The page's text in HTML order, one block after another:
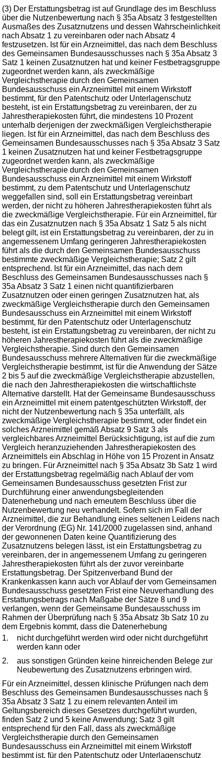
(3) Der Erstattungsbetrag ist auf Grundlage des im Beschluss
über die Nutzenbewertung nach § 35a Absatz 3 festgestellten
Ausmaßes des Zusatznutzens und dessen Wahrscheinlichkeit
nach Absatz 1 zu vereinbaren oder nach Absatz 4
festzusetzen. Ist für ein Arzneimittel, das nach dem Beschluss
des Gemeinsamen Bundesausschusses nach § 35a Absatz 3
Satz 1 keinen Zusatznutzen hat und keiner Festbetragsgruppe
zugeordnet werden kann, als zweckmäßige
Vergleichstherapie durch den Gemeinsamen
Bundesausschuss ein Arzneimittel mit einem Wirkstoff
bestimmt, für den Patentschutz oder Unterlagenschutz
besteht, ist ein Erstattungsbetrag zu vereinbaren, der zu
Jahrestherapiekosten führt, die mindestens 10 Prozent
unterhalb derjenigen der zweckmäßigen Vergleichstherapie
liegen. Ist für ein Arzneimittel, das nach dem Beschluss des
Gemeinsamen Bundesausschusses nach § 35a Absatz 3 Satz
1 keinen Zusatznutzen hat und keiner Festbetragsgruppe
zugeordnet werden kann, als zweckmäßige
Vergleichstherapie durch den Gemeinsamen
Bundesausschuss ein Arzneimittel mit einem Wirkstoff
bestimmt, zu dem Patentschutz und Unterlagenschutz
weggefallen sind, soll ein Erstattungsbetrag vereinbart
werden, der nicht zu höheren Jahrestherapiekosten führt als
die zweckmäßige Vergleichstherapie. Für ein Arzneimittel, für
das ein Zusatznutzen nach § 35a Absatz 1 Satz 5 als nicht
belegt gilt, ist ein Erstattungsbetrag zu vereinbaren, der zu in
angemessenem Umfang geringeren Jahrestherapiekosten
führt als die durch den Gemeinsamen Bundesausschuss
bestimmte zweckmäßige Vergleichstherapie; Satz 2 gilt
entsprechend. Ist für ein Arzneimittel, das nach dem
Beschluss des Gemeinsamen Bundesausschusses nach §
35a Absatz 3 Satz 1 einen nicht quantifizierbaren
Zusatznutzen oder einen geringen Zusatznutzen hat, als
zweckmäßige Vergleichstherapie durch den Gemeinsamen
Bundesausschuss ein Arzneimittel mit einem Wirkstoff
bestimmt, für den Patentschutz oder Unterlagenschutz
besteht, ist ein Erstattungsbetrag zu vereinbaren, der nicht zu
höheren Jahrestherapiekosten führt als die zweckmäßige
Vergleichstherapie. Sind durch den Gemeinsamen
Bundesausschuss mehrere Alternativen für die zweckmäßige
Vergleichstherapie bestimmt, ist für die Anwendung der Sätze
2 bis 5 auf die zweckmäßige Vergleichstherapie abzustellen,
die nach den Jahrestherapiekosten die wirtschaftlichste
Alternative darstellt. Hat der Gemeinsame Bundesausschuss
ein Arzneimittel mit einem patentgeschützten Wirkstoff, der
nicht der Nutzenbewertung nach § 35a unterfällt, als
zweckmäßige Vergleichstherapie bestimmt, oder findet ein
solches Arzneimittel gemäß Absatz 9 Satz 3 als
vergleichbares Arzneimittel Berücksichtigung, ist auf die zum
Vergleich heranzuziehenden Jahrestherapiekosten des
Arzneimittels ein Abschlag in Höhe von 15 Prozent in Ansatz
zu bringen. Für Arzneimittel nach § 35a Absatz 3b Satz 1 wird
der Erstattungsbetrag regelmäßig nach Ablauf der vom
Gemeinsamen Bundesausschuss gesetzten Frist zur
Durchführung einer anwendungsbegleitenden
Datenerhebung und nach erneutem Beschluss über die
Nutzenbewertung neu verhandelt. Sofern sich im Fall der
Arzneimittel, die zur Behandlung eines seltenen Leidens nach
der Verordnung (EG) Nr. 141/2000 zugelassen sind, anhand
der gewonnenen Daten keine Quantifizierung des
Zusatznutzens belegen lässt, ist ein Erstattungsbetrag zu
vereinbaren, der in angemessenem Umfang zu geringeren
Jahrestherapiekosten führt als der zuvor vereinbarte
Erstattungsbetrag. Der Spitzenverband Bund der
Krankenkassen kann auch vor Ablauf der vom Gemeinsamen
Bundesausschuss gesetzten Frist eine Neuverhandlung des
Erstattungsbetrags nach Maßgabe der Sätze 8 und 9
verlangen, wenn der Gemeinsame Bundesausschuss im
Rahmen der Überprüfung nach § 35a Absatz 3b Satz 10 zu
dem Ergebnis kommt, dass die Datenerhebung
1.
nicht durchgeführt werden wird oder nicht durchgeführt
werden kann oder
2.
aus sonstigen Gründen keine hinreichenden Belege zur
Neubewertung des Zusatznutzens erbringen wird.
Für ein Arzneimittel, dessen klinische Prüfungen nach dem
Beschluss des Gemeinsamen Bundesausschusses nach §
35a Absatz 3 Satz 1 zu einem relevanten Anteil im
Geltungsbereich dieses Gesetzes durchgeführt wurden,
finden Satz 2 und 5 keine Anwendung; Satz 3 gilt
entsprechend für den Fall, dass als zweckmäßige
Vergleichstherapie durch den Gemeinsamen
Bundesausschuss ein Arzneimittel mit einem Wirkstoff
bestimmt ist, für den Patentschutz oder Unterlagenschutz